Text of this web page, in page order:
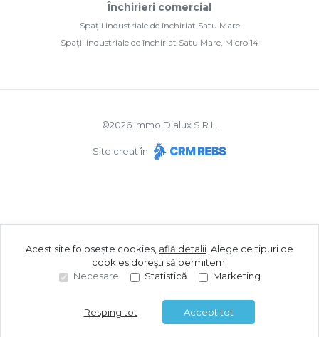
Închirieri comercial
Spații industriale de închiriat Satu Mare
Spații industriale de închiriat Satu Mare, Micro 14
©2026Immo Dialux S.R.L.
Site creat în
Acest site folosește cookies, află detalii Alege ce tipuri de
cookies dorești să permitem:
Necesare
Statistică Marketing
Resping tot Accept tot